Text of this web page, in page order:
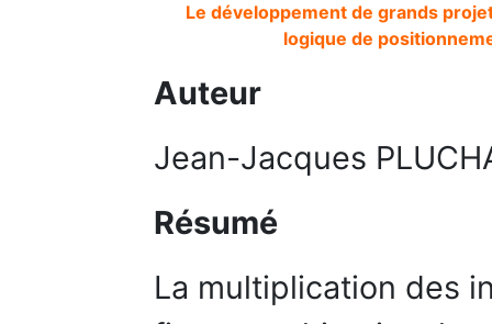
Le développement de grands
logique de
Auteur
Jean-Jacques
Résumé
La multiplication des